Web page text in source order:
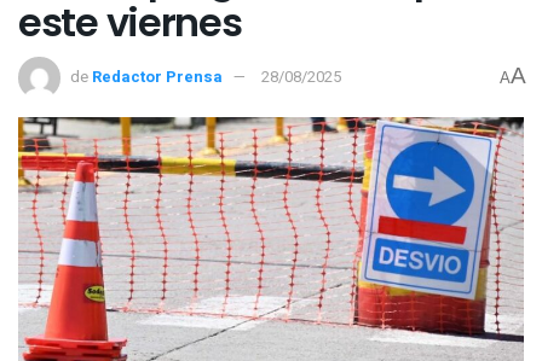
este viernes
de Redactor Prensa 28/08/2025 AA